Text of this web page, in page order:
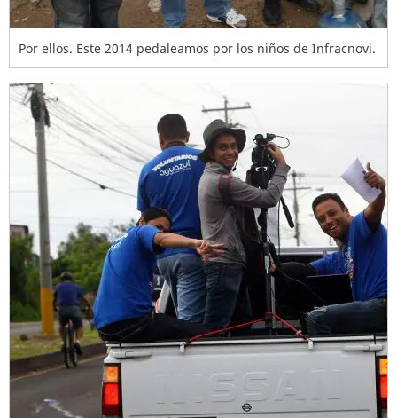
Por ellos. Este 2014 pedaleamos por los niños de Infracnovi.